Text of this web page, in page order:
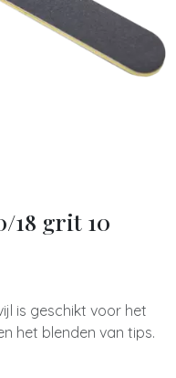
18 grit 10
is geschikt voor het
het blenden van tips.